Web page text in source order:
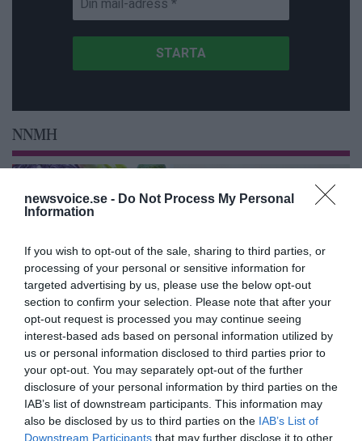
newsvoice.se - Do Not Process My Personal
Information
If you wish to opt-out of the sale, sharing to third parties, or
processing of your personal or sensitive information for
targeted advertising by us, please use the below opt-out
section to confirm your selection. Please note that after your
opt-out request is processed you may continue seeing
interest-based ads based on personal information utilized by
us or personal information disclosed to third parties prior to
your opt-out. You may separately opt-out of the further
disclosure of your personal information by third parties on the
IAB’s list of downstream participants. This information may
also be disclosed by us to third parties on the IAB’s List of
Downstream Participants that may further disclose it to other
NNMH
Feberns viktiga roll för ett
välfungerande immunsystem